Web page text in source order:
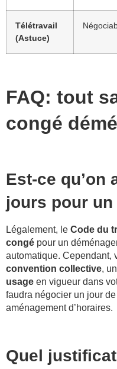
Télétravail
(Astuce)
FAQ: tout
congé
Est-ce qu’on
jours pour un
Légalement, le Code du
congé pour un
automatique. Cependant,
convention collective, un
usage en vigueur dans
faudra négocier un jour
aménagement d’horaires.
Quel